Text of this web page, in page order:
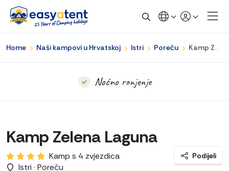
Home Naši kampovi u Hrvatskoj Istri Poreču Kamp Zelena Laguna
Turistički vlakić do Poreča
Noćno ronjenje
Kamp Zelena Laguna
Kamp s 4 zvjezdica
Istri · Poreču
Podijeli